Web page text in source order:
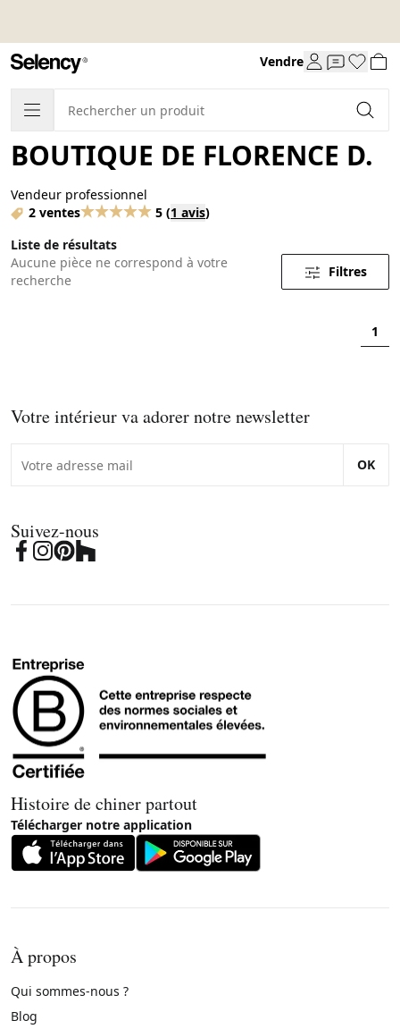
Vendre
BOUTIQUE DE FLORENCE D.
Vendeur professionnel
2 ventes
5 (1 avis)
Liste de résultats
Aucune pièce ne correspond à votre
recherche
Filtres
1
Votre intérieur va adorer notre newsletter
OK
Suivez-nous
Histoire de chiner partout
Télécharger notre application
À propos
Qui sommes-nous ?
Blog